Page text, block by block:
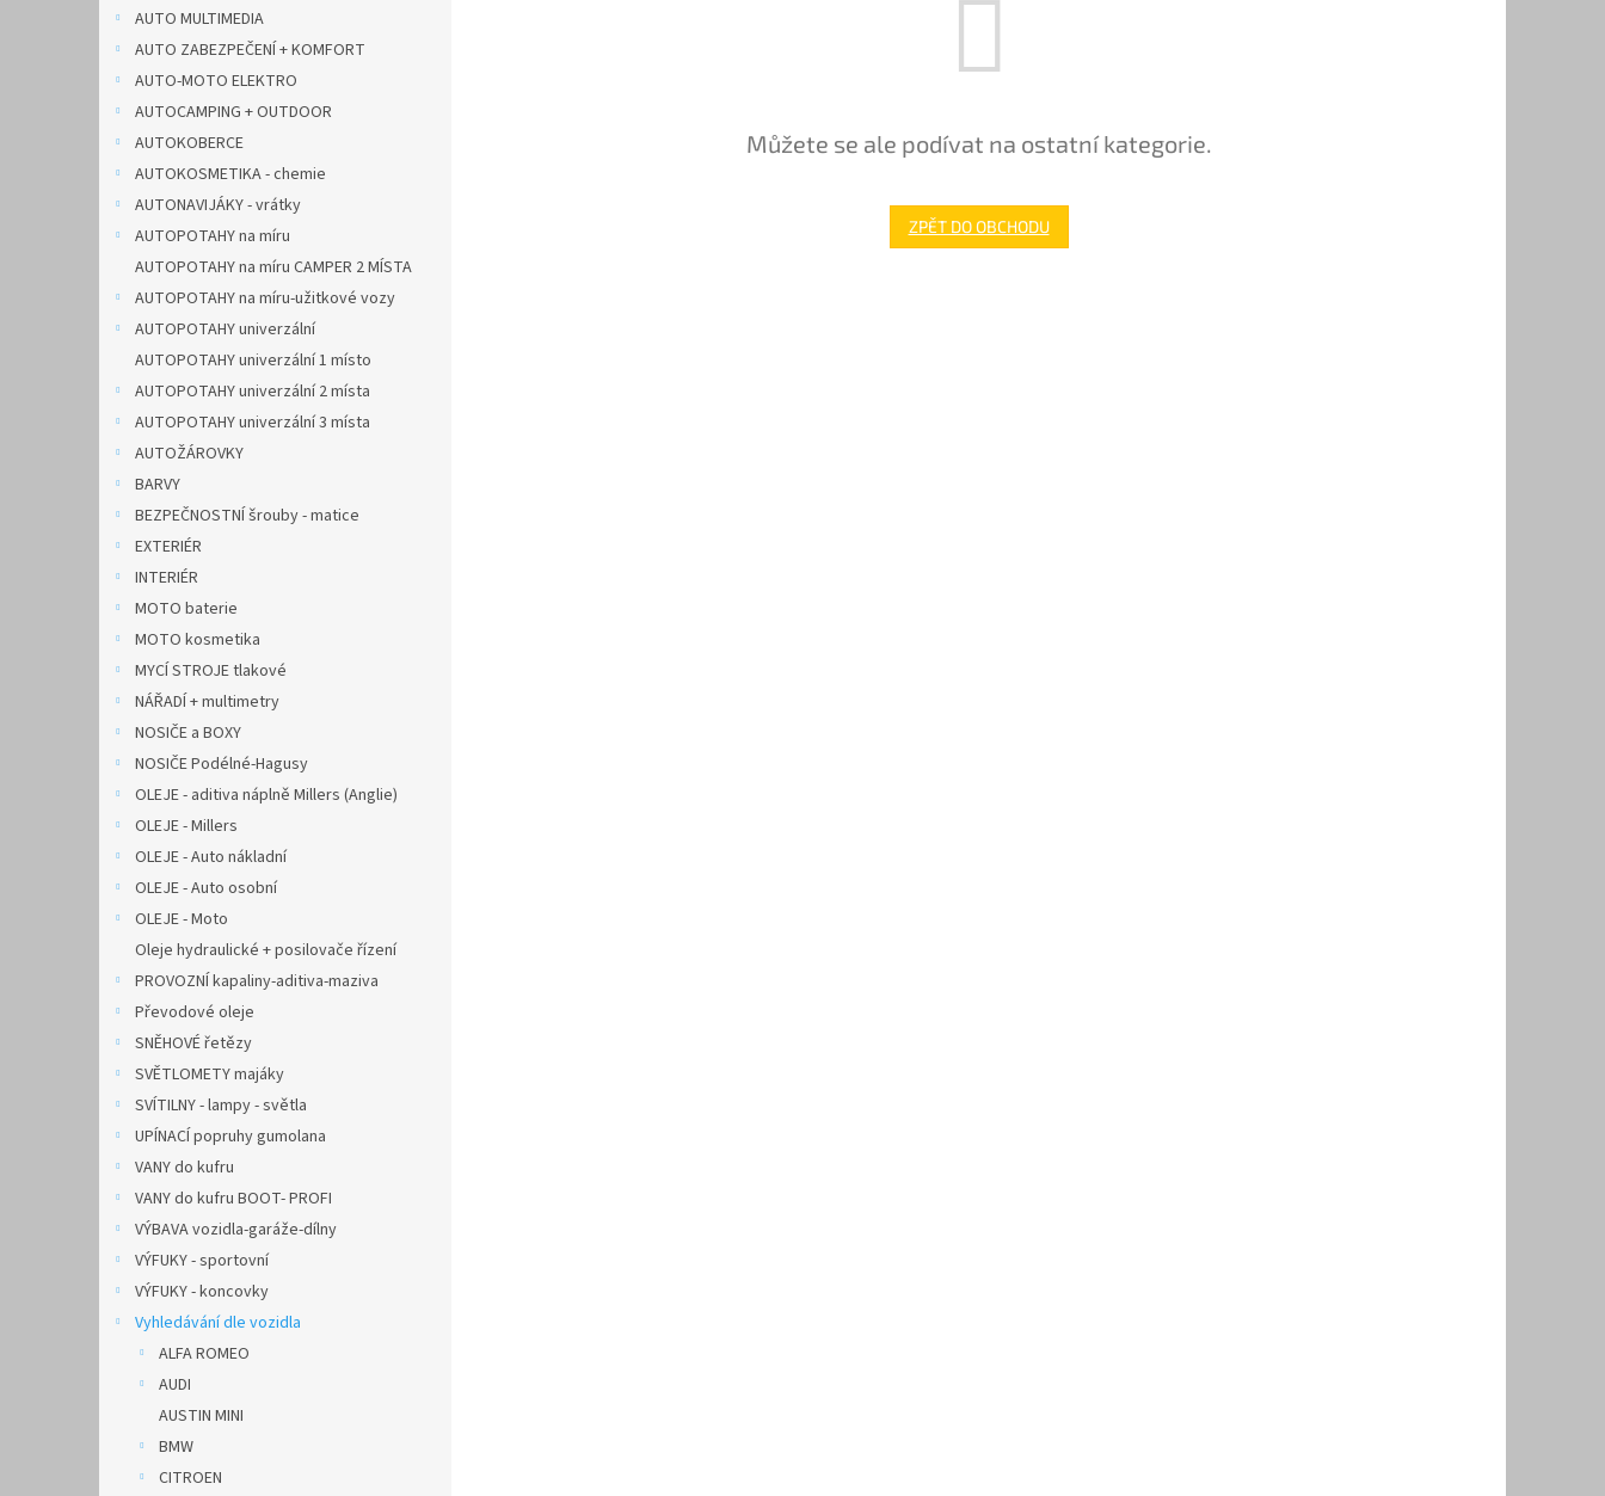
AUTO MULTIMEDIA
AUTO ZABEZPEČENÍ + KOMFORT
AUTO-MOTO ELEKTRO
AUTOCAMPING + OUTDOOR
AUTOKOBERCE
AUTOKOSMETIKA - chemie
AUTONAVIJÁKY - vrátky
AUTOPOTAHY na míru
AUTOPOTAHY na míru CAMPER 2 MÍSTA
AUTOPOTAHY na míru-užitkové vozy
AUTOPOTAHY univerzální
AUTOPOTAHY univerzální 1 místo
AUTOPOTAHY univerzální 2 místa
AUTOPOTAHY univerzální 3 místa
AUTOŽÁROVKY
BARVY
BEZPEČNOSTNÍ šrouby - matice
EXTERIÉR
INTERIÉR
MOTO baterie
MOTO kosmetika
MYCÍ STROJE tlakové
NÁŘADÍ + multimetry
NOSIČE a BOXY
NOSIČE Podélné-Hagusy
OLEJE - aditiva náplně Millers (Anglie)
OLEJE - Millers
OLEJE - Auto nákladní
OLEJE - Auto osobní
OLEJE - Moto
Oleje hydraulické + posilovače řízení
PROVOZNÍ kapaliny-aditiva-maziva
Převodové oleje
SNĚHOVÉ řetězy
SVĚTLOMETY majáky
SVÍTILNY - lampy - světla
UPÍNACÍ popruhy gumolana
VANY do kufru
VANY do kufru BOOT- PROFI
VÝBAVA vozidla-garáže-dílny
VÝFUKY - sportovní
VÝFUKY - koncovky
Vyhledávání dle vozidla
ALFA ROMEO
AUDI
AUSTIN MINI
BMW
CITROEN
Můžete se ale podívat na ostatní kategorie.
ZPĚT DO OBCHODU